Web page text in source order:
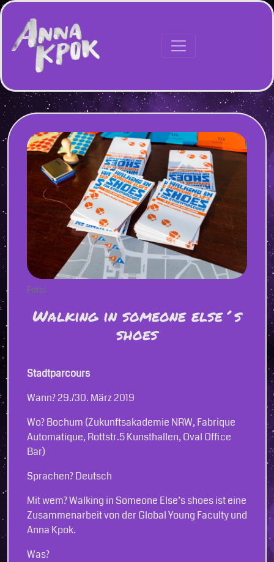
Hauptnavigation
Foto:
Walking in someone else´s
shoes
Stadtparcours
Wann? 29./30. März 2019
Wo? Bochum (Zukunftsakademie NRW, Fabrique
Automatique, Rottstr.5 Kunsthallen, Oval Office
Bar)
Sprachen? Deutsch
Mit wem? Walking in Someone Else’s shoes ist eine
Zusammenarbeit von der Global Young Faculty und
Anna Kpok.
Was?